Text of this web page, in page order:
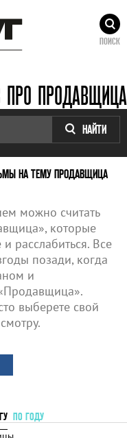
ПОИСК
ПРОДАВЩИЦА
НАЙТИ
НА ТЕМУ ПРОДАВЩИЦА
можно считать
которые
расслабиться. Все
позади, когда
и
выберете свой
ПО ГОДУ